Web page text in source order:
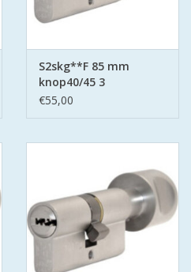
S2skg**F 85 mm
knop40/45 3
keersleutels
€55,00